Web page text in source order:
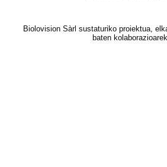
Biolovision Sàrl sustaturiko proiektua,
baten